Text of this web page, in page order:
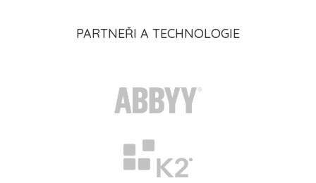
PARTNEŘI A TECHNOLOGIE